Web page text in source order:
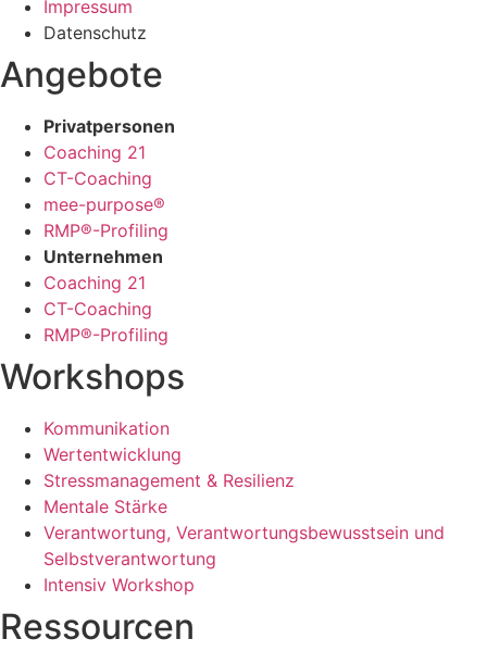
Impressum
Datenschutz
Angebote
Privatpersonen
Coaching 21
CT-Coaching
mee-purpose®
RMP®-Profiling
Unternehmen
Coaching 21
CT-Coaching
RMP®-Profiling
Workshops
Kommunikation
Wertentwicklung
Stressmanagement & Resilienz
Mentale Stärke
Verantwortung, Verantwortungsbewusstsein und
Selbstverantwortung
Intensiv Workshop
Ressourcen